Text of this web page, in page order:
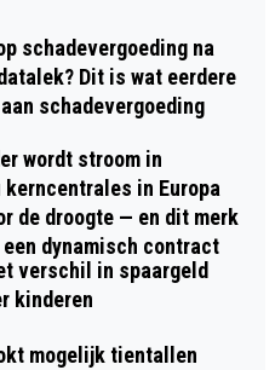
schadevergoeding na
Dit is wat eerdere
schadevergoeding
wordt stroom in
kerncentrales in Europa
de droogte — en dit merk
dynamisch contract
verschil in spaargeld
kinderen
mogelijk tientallen